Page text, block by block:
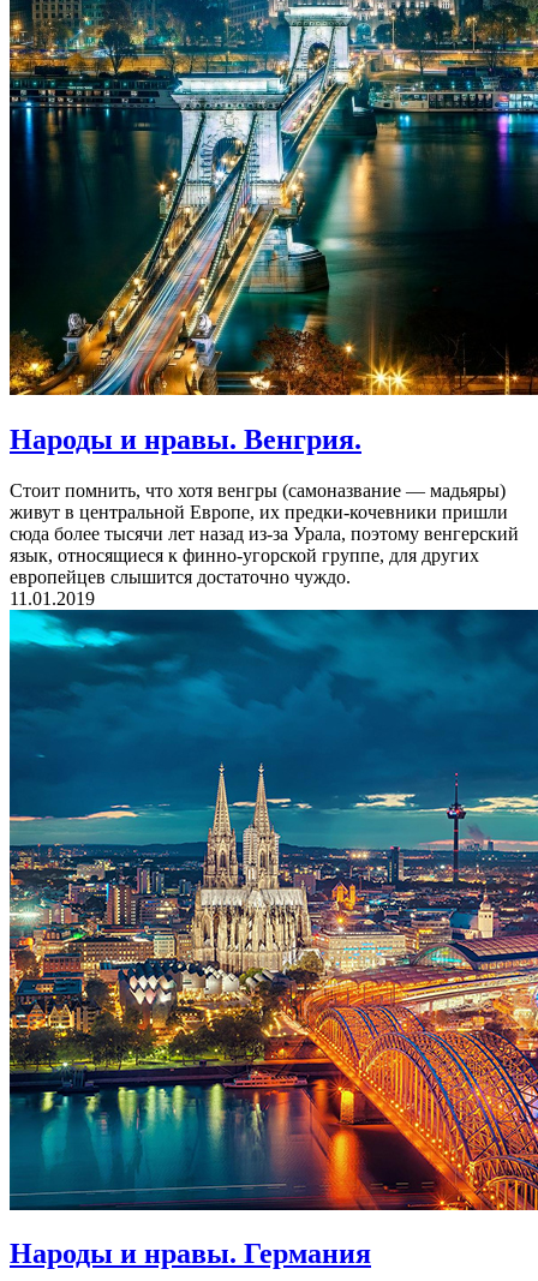
Народы и нравы. Венгрия.
Стоит помнить, что хотя венгры (самоназвание — мадьяры)
живут в центральной Европе, их предки-кочевники пришли
сюда более тысячи лет назад из-за Урала, поэтому венгерский
язык, относящиеся к финно-угорской группе, для других
европейцев слышится достаточно чуждо.
11.01.2019
Народы и нравы. Германия